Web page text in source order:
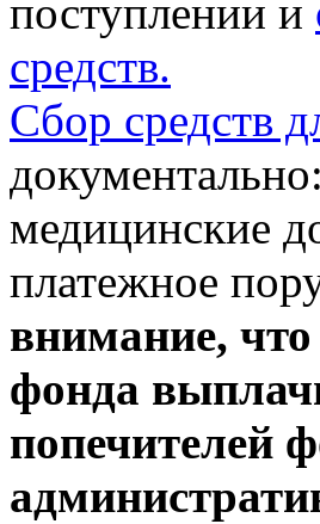
поступлении и
средств.
Сбор средств
медицинские
платежное
внимание,
фонда
попечителей